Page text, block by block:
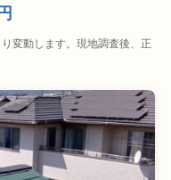
変動します。現地調査後、正